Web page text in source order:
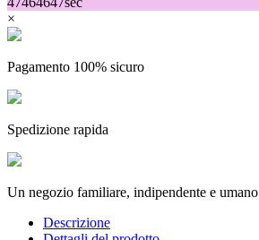
×
Pagamento 100% sicuro
Spedizione rapida
Un negozio familiare, indipendente e umano
Descrizione